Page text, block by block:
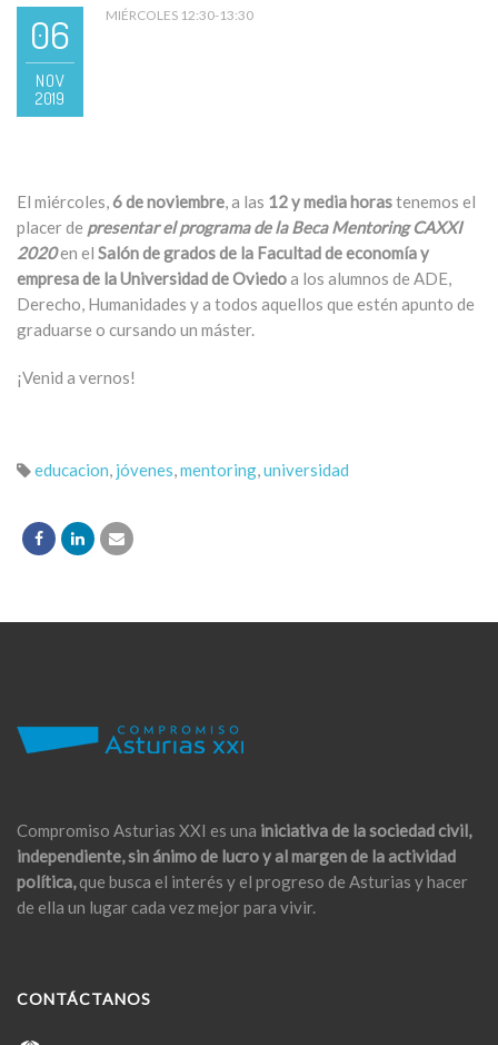
06
NOV
2019
MIÉRCOLES 12:30-13:30
El miércoles,6 de noviembre, a las 12 y media horastenemos el
placer de presentar el programa de la Beca Mentoring CAXXI
2020en el Salón de grados de la Facultad de economía y
empresa de la Universidad de Oviedoa los alumnos de ADE,
Derecho, Humanidades y a todos aquellos que estén apunto de
graduarse o cursando un máster.
¡Venid a vernos!
educacion, jóvenes,mentoring,universidad
Compromiso Asturias XXI es una iniciativa de la sociedad civil,
independiente, sin ánimo de lucro y al margen de la actividad
política,que busca el interés y el progreso de Asturias y hacer
de ella un lugar cada vez mejor para vivir.
CONTÁCTANOS